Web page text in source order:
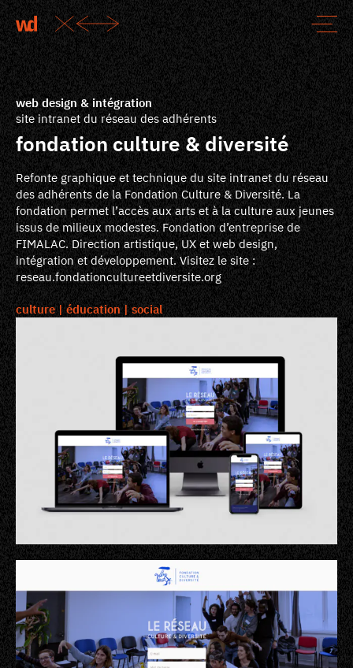
web design & intégration
site intranet du réseau des adhérents
fondation culture & diversité
Refonte graphique et technique du site intranet du réseau
des adhérents de la Fondation Culture & Diversité. La
fondation permet l’accès aux arts et à la culture aux jeunes
issus de milieux modestes. Fondation d’entreprise de
FIMALAC. Direction artistique, UX et web design,
intégration et développement. Visitez le site :
reseau.fondationcultureetdiversite.org
culture éducation social